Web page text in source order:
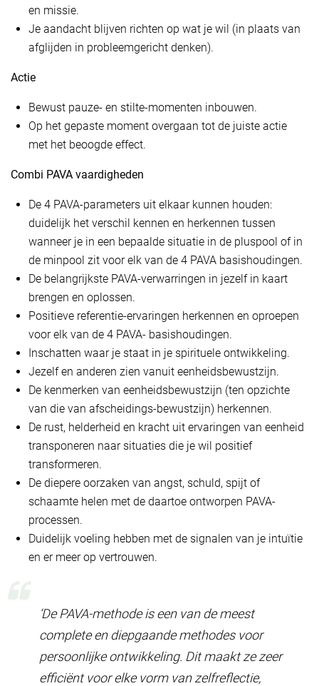
en missie.
Je aandacht blijven richten op wat je wil (in plaats van
afglijden in probleemgericht denken).
Actie
Bewust pauze- en stilte-momenten inbouwen.
Op het gepaste moment overgaan tot de juiste actie
met het beoogde effect.
Combi PAVA vaardigheden
De 4 PAVA-parameters uit elkaar kunnen houden:
duidelijk het verschil kennen en herkennen tussen
wanneer je in een bepaalde situatie in de pluspool of in
de minpool zit voor elk van de 4 PAVA basishoudingen.
De belangrijkste PAVA-verwarringen in jezelf in kaart
brengen en oplossen.
Positieve referentie-ervaringen herkennen en oproepen
voor elk van de 4 PAVA- basishoudingen.
Inschatten waar je staat in je spirituele ontwikkeling.
Jezelf en anderen zien vanuit eenheidsbewustzijn.
De kenmerken van eenheidsbewustzijn (ten opzichte
van die van afscheidings-bewustzijn) herkennen.
De rust, helderheid en kracht uit ervaringen van eenheid
transponeren naar situaties die je wil positief
transformeren.
De diepere oorzaken van angst, schuld, spijt of
schaamte helen met de daartoe ontworpen PAVA-
processen.
Duidelijk voeling hebben met de signalen van je intuïtie
en er meer op vertrouwen.
‘De PAVA-methode is een van de meest
complete en diepgaande methodes voor
persoonlijke ontwikkeling. Dit maakt ze zeer
efficiënt voor elke vorm van zelfreflectie,